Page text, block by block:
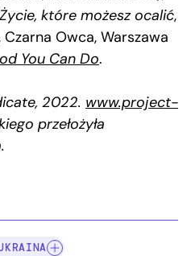
Życie, które możesz ocalić,
Czarna Owca, Warszawa
You Can Do.
2022. www.project-
przełożyła